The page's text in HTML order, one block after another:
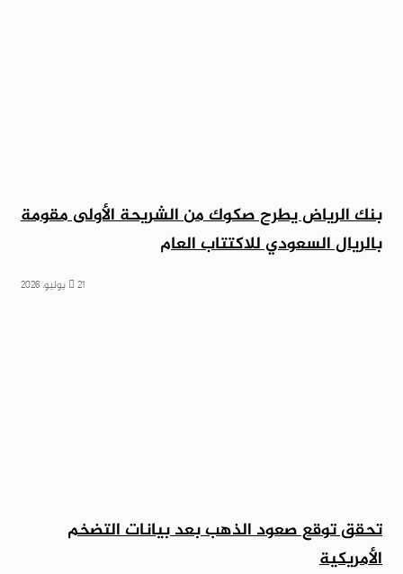
بنك الرياض يطرح صكوك من الشريحة الأولى مقومة
بالريال السعودي للاكتتاب العام
21 يوليو، 2026
تحقق توقع صعود الذهب بعد بيانات التضخم
الأمريكية